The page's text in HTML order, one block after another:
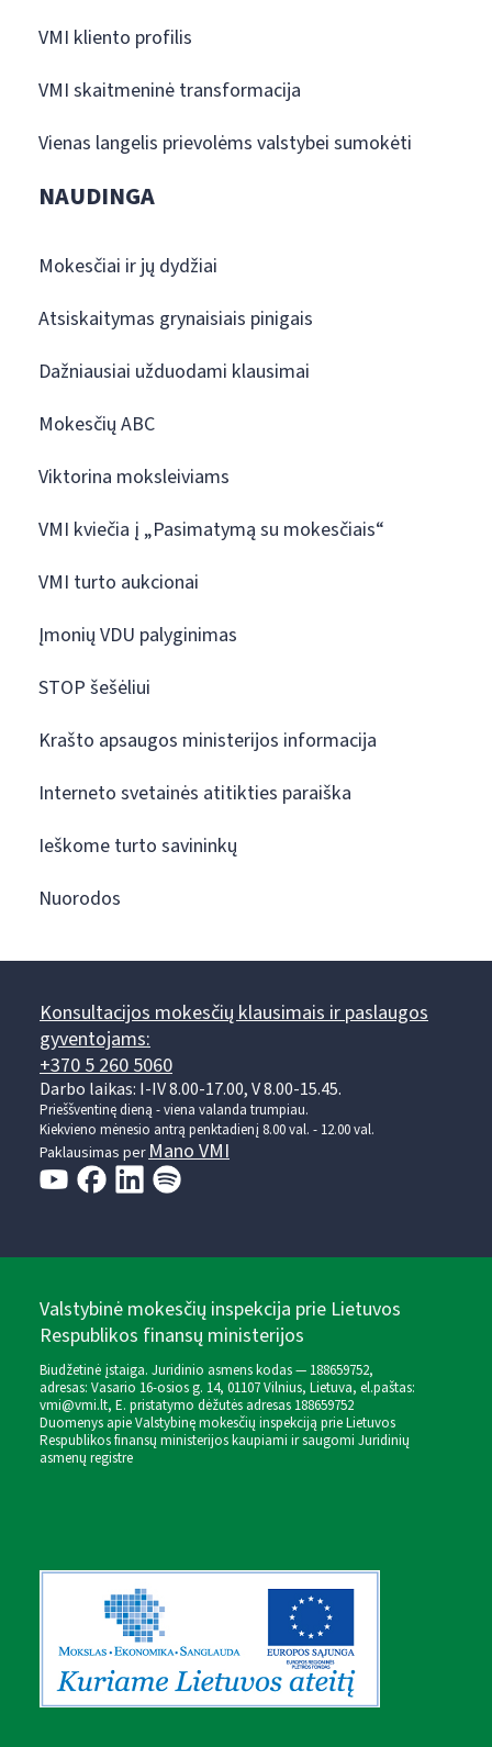
VMI kliento profilis
VMI skaitmeninė transformacija
Vienas langelis prievolėms valstybei sumokėti
NAUDINGA
Mokesčiai ir jų dydžiai
Atsiskaitymas grynaisiais pinigais
Dažniausiai užduodami klausimai
Mokesčių ABC
Viktorina moksleiviams
VMI kviečia į „Pasimatymą su mokesčiais“
VMI turto aukcionai
Įmonių VDU palyginimas
STOP šešėliui
Krašto apsaugos ministerijos informacija
Interneto svetainės atitikties paraiška
Ieškome turto savininkų
Nuorodos
Konsultacijos mokesčių klausimais ir paslaugos
gyventojams:
+370 5 260 5060
Darbo laikas: I-IV 8.00-17.00, V 8.00-15.45.
Prieššventinę dieną - viena valanda trumpiau.
Kiekvieno mėnesio antrą penktadienį 8.00 val. - 12.00 val.
Paklausimas perMano VMI
Valstybinė mokesčių inspekcija prie Lietuvos
Respublikos finansų ministerijos
Biudžetinė įstaiga. Juridinio asmens kodas — 188659752,
adresas: Vasario 16-osios g. 14, 01107 Vilnius, Lietuva, el.paštas:
vmi@vmi.lt, E. pristatymo dėžutės adresas 188659752
Duomenys apie Valstybinę mokesčių inspekciją prie Lietuvos
Respublikos finansų ministerijos kaupiami ir saugomi Juridinių
asmenų registre